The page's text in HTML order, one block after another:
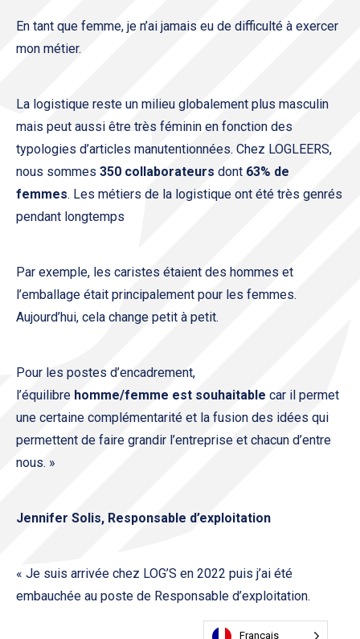
En tant que femme, je n’ai jamais eu de difficulté à exercer
mon métier.
La logistique reste un milieu globalement plus masculin
mais peut aussi être très féminin en fonction des
typologies d’articles manutentionnées. Chez LOGLEERS,
nous sommes 350 collaborateurs dont 63% de
femmes. Les métiers de la logistique ont été très genrés
pendant longtemps
Par exemple, les caristes étaient des hommes et
l’emballage était principalement pour les femmes.
Aujourd’hui, cela change petit à petit.
Pour les postes d’encadrement,
l’équilibre homme/femme est souhaitable car il permet
une certaine complémentarité et la fusion des idées qui
permettent de faire grandir l’entreprise et chacun d’entre
nous. »
Jennifer Solis, Responsable d’exploitation
« Je suis arrivée chez LOG’S en 2022 puis j’ai été
embauchée au poste de Responsable d’exploitation.
Français